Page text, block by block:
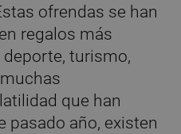
ofrendas se han
regalos más
turismo,
que han
pasado año, existen